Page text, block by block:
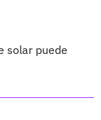
solar puede